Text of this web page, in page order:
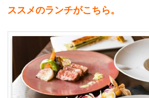
ススメのランチがこちら。